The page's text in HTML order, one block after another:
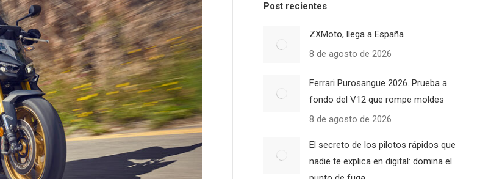
Post recientes
ZXMoto, llega a España
8 de agosto de 2026
Ferrari Purosangue 2026. Prueba a
fondo del V12 que rompe moldes
8 de agosto de 2026
El secreto de los pilotos rápidos que
nadie te explica en digital: domina el